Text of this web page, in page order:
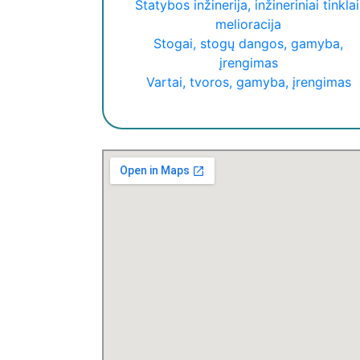
Statybos inžinerija, inžineriniai
melioracija
Stogai, stogų dangos, gamyba,
įrengimas
Vartai, tvoros, gamyba, įrengimas